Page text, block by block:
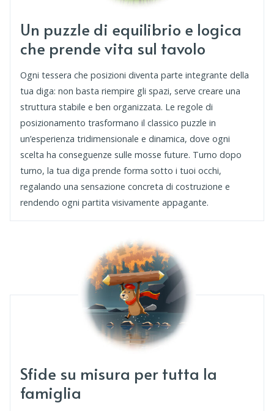
Un puzzle di equilibrio e logica
che prende vita sul tavolo
Ogni tessera che posizioni diventa parte integrante della
tua diga: non basta riempire gli spazi, serve creare una
struttura stabile e ben organizzata. Le regole di
posizionamento trasformano il classico puzzle in
un’esperienza tridimensionale e dinamica, dove ogni
scelta ha conseguenze sulle mosse future. Turno dopo
turno, la tua diga prende forma sotto i tuoi occhi,
regalando una sensazione concreta di costruzione e
rendendo ogni partita visivamente appagante.
Sfide su misura per tutta la
famiglia